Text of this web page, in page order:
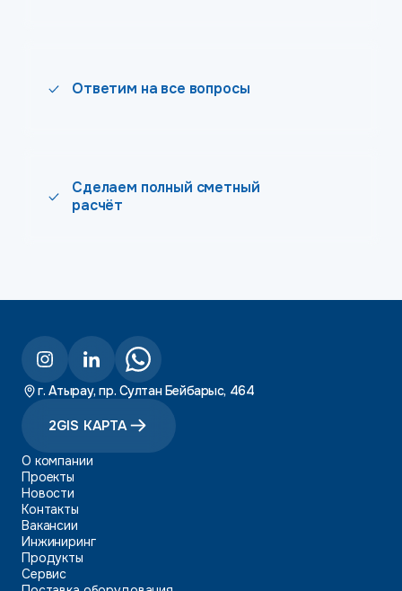
Ответим на все вопросы
Сделаем полный сметный
расчёт
г. Атырау, пр. Султан Бейбарыс, 464
2GIS КАРТА
О компании
Проекты
Новости
Контакты
Вакансии
Инжиниринг
Продукты
Сервис